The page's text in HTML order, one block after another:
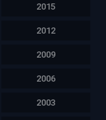
2015
2012
2009
2006
2003